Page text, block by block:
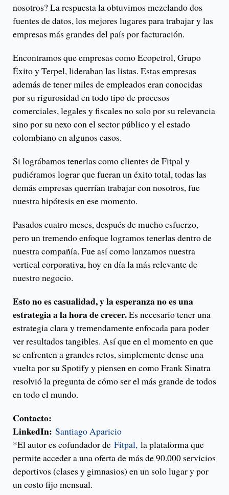
nosotros? La respuesta la obtuvimos mezclando dos
fuentes de datos, los mejores lugares para trabajar y las
empresas más grandes del país por facturación.
Encontramos que empresas como Ecopetrol, Grupo
Éxito y Terpel, lideraban las listas. Estas empresas
además de tener miles de empleados eran conocidas
por su rigurosidad en todo tipo de procesos
comerciales, legales y fiscales no solo por su relevancia
sino por su nexo con el sector público y el estado
colombiano en algunos casos.
Si lográbamos tenerlas como clientes de Fitpal y
pudiéramos lograr que fueran un éxito total, todas las
demás empresas querrían trabajar con nosotros, fue
nuestra hipótesis en ese momento.
Pasados cuatro meses, después de mucho esfuerzo,
pero un tremendo enfoque logramos tenerlas dentro de
nuestra compañía. Fue así como lanzamos nuestra
vertical corporativa, hoy en día la más relevante de
nuestro negocio.
Esto no es casualidad, y la esperanza no es una
estrategia a la hora de crecer.Es necesario tener una
estrategia clara y tremendamente enfocada para poder
ver resultados tangibles. Así que en el momento en que
se enfrenten a grandes retos, simplemente dense una
vuelta por su Spotify y piensen en como Frank Sinatra
resolvió la pregunta de cómo ser el más grande de todos
en todo el mundo.
Contacto:
LinkedIn: Santiago Aparicio
*El autor es cofundador de Fitpal, la plataforma que
permite acceder a una oferta de más de 90.000 servicios
deportivos (clases y gimnasios) en un solo lugar y por
un costo fijo mensual.